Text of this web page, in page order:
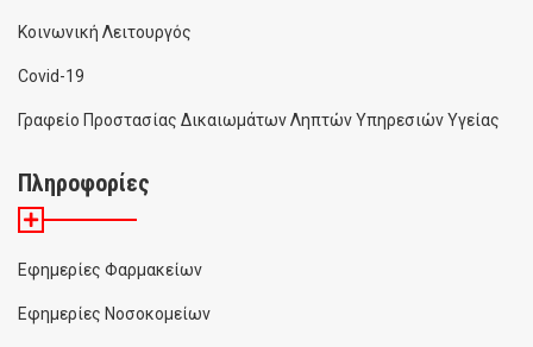
Κοινωνική Λειτουργός
Covid-19
Γραφείο Προστασίας Δικαιωμάτων Ληπτών Υπηρεσιών Υγείας
Πληροφορίες
Εφημερίες Φαρμακείων
Εφημερίες Νοσοκομείων